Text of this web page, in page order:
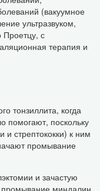
(вакуумное
ультразвуком,
Проетцу, с
терапия и
тонзиллита, когда
помогают, поскольку
стрептококки) к ним
промывание
и зачастую
миндалин